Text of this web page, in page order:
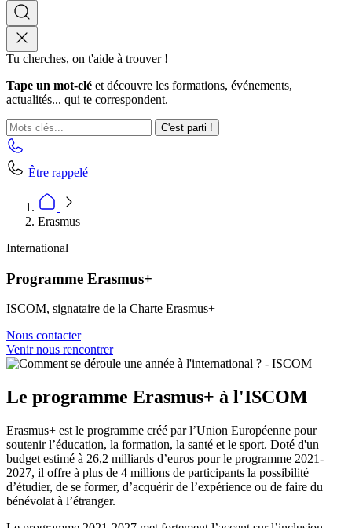
Tu cherches, on t'aide à trouver !
Tape un mot-clé et découvre les formations, événements,
actualités... qui te correspondent.
C'est parti !
Être rappelé
Erasmus
International
Programme Erasmus+
ISCOM, signataire de la Charte Erasmus+
Nous contacter
Venir nous rencontrer
Le programme Erasmus+ à l'ISCOM
Erasmus+ est le programme créé par l’Union Européenne pour
soutenir l’éducation, la formation, la santé et le sport. Doté d'un
budget estimé à 26,2 milliards d’euros pour le programme 2021-
2027, il offre à plus de 4 millions de participants la possibilité
d’étudier, de se former, d’acquérir de l’expérience ou de faire du
bénévolat à l’étranger.